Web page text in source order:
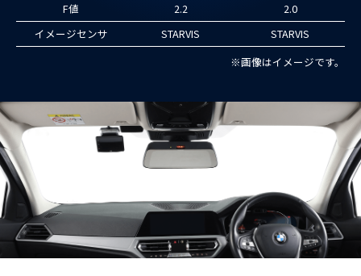
F値
2.2
2.0
イメージセンサ
STARVIS
STARVIS
※画像はイメージです。